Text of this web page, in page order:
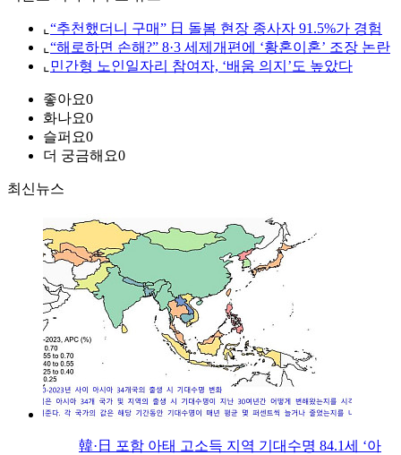
⌞ “추천했더니 구매” 日 돌봄 현장 종사자 91.5%가 경험
⌞ “해로하면 손해?” 8·3 세제개편에 ‘황혼이혼’ 조장 논란
⌞ 민간형 노인일자리 참여자, ‘배움 의지’도 높았다
좋아요0
화나요0
슬퍼요0
더 궁금해요0
최신뉴스
韓·日 포함 아태 고소득 지역 기대수명 84.1세 ‘아